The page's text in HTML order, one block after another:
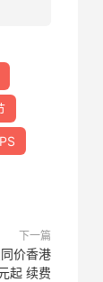
下一篇
价香港
起 续费